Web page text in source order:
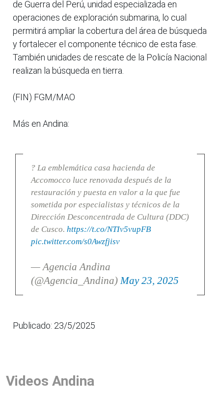
de Guerra del Perú, unidad especializada en
operaciones de exploración submarina, lo cual
permitirá ampliar la cobertura del área de búsqueda
y fortalecer el componente técnico de esta fase.
También unidades de rescate de la Policía Nacional
realizan la búsqueda en tierra.
(FIN) FGM/MAO
Más en Andina:
? La emblemática casa hacienda de
Accomocco luce renovada después de la
restauración y puesta en valor a la que fue
sometida por especialistas y técnicos de la
Dirección Desconcentrada de Cultura (DDC)
de Cusco. https://t.co/NTIv5vupFB
pic.twitter.com/s0Awzfjisv
— Agencia Andina
(@Agencia_Andina)May 23, 2025
Publicado: 23/5/2025
Videos Andina